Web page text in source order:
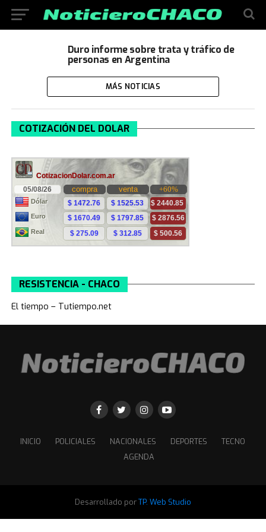
Duro informe sobre trata y tráfico de
personas en Argentina
MÁS NOTICIAS
COTIZACIÓN DEL DOLAR
RESISTENCIA - CHACO
El tiempo – Tutiempo.net
INICIO POLICIALES NACIONALES DEPORTES
TECNO
AGENDA
Desarrollado porTP. Web Studio